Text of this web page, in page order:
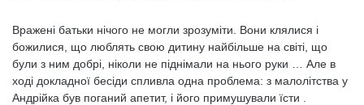
Вражені батьки нічого не могли зрозуміти. Вони клялися і
божилися, що люблять свою дитину найбільше на світі, що
були з ним добрі, ніколи не піднімали на нього руки … Але в
ході докладної бесіди спливла одна проблема: з малолітства у
Андрійка був поганий апетит, і його примушували їсти .